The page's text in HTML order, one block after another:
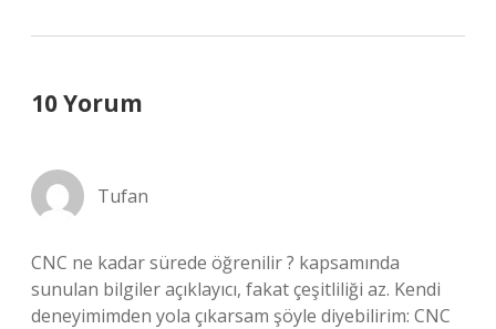
10 Yorum
Tufan
CNC ne kadar sürede öğrenilir ? kapsamında
sunulan bilgiler açıklayıcı, fakat çeşitliliği az. Kendi
deneyimimden yola çıkarsam şöyle diyebilirim: CNC